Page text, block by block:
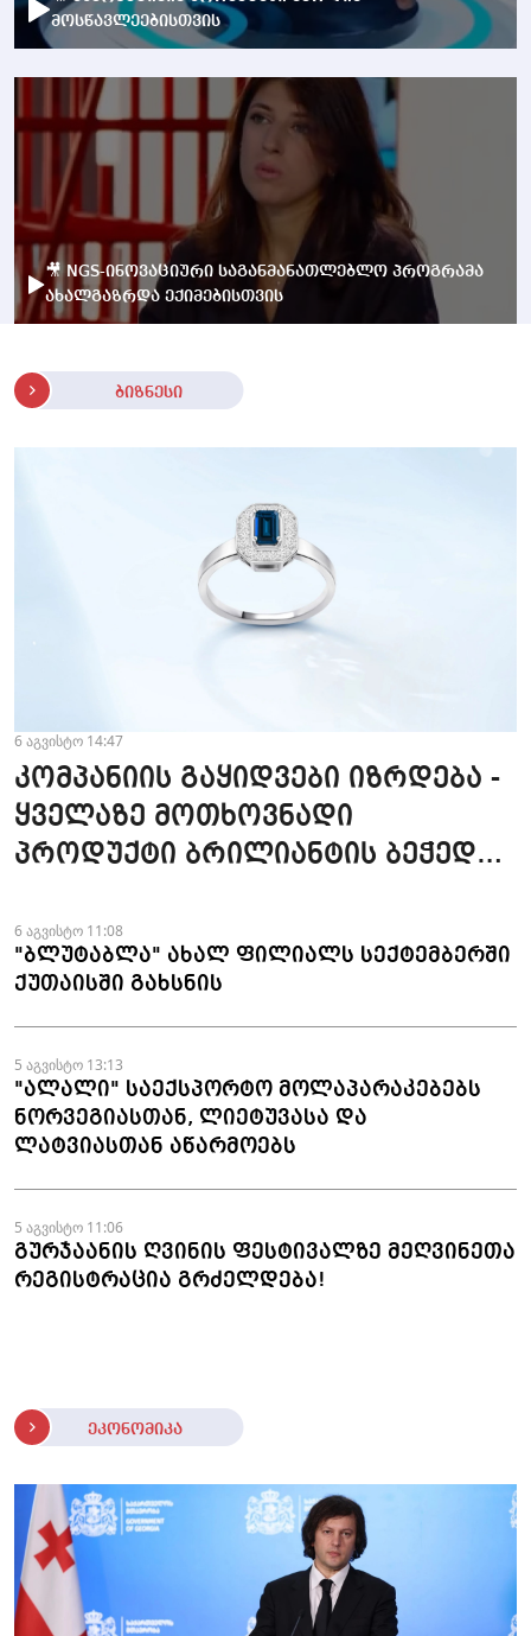
მოსწავლეებისთვის
🎥 NGS-ინოვაციური საგანმანათლებლო პროგრამა
ახალგაზრდა ექიმებისთვის
ბიზნესი
6 აგვისტო 14:47
კომპანიის გაყიდვები იზრდება -
ყველაზე მოთხოვნადი
პროდუქტი ბრილიანტის ბეჭედია
6 აგვისტო 11:08
"ბლუტაბლა" ახალ ფილიალს სექტემბერში
ქუთაისში გახსნის
5 აგვისტო 13:13
"ალალი" საექსპორტო მოლაპარაკებებს
ნორვეგიასთან, ლიეტუვასა და
ლატვიასთან აწარმოებს
5 აგვისტო 11:06
გურჯაანის ღვინის ფესტივალზე მეღვინეთა
რეგისტრაცია გრძელდება!
ეკონომიკა